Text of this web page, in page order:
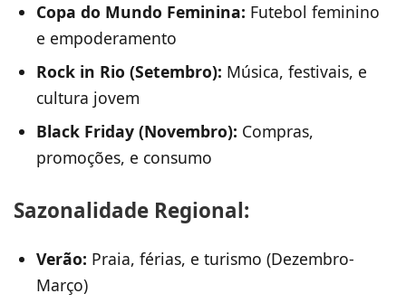
Copa do Mundo Feminina: Futebol feminino
e empoderamento
Rock in Rio (Setembro): Música, festivais, e
cultura jovem
Black Friday (Novembro): Compras,
promoções, e consumo
Sazonalidade Regional:
Verão: Praia, férias, e turismo (Dezembro-
Março)